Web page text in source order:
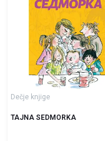
Dečje knjige
TAJNA SEDMORKA